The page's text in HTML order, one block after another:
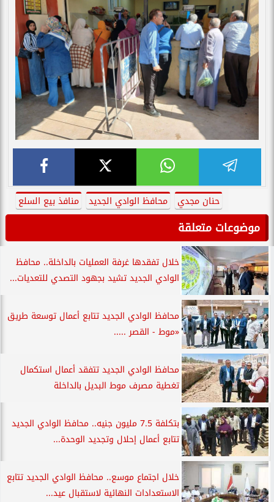
حنان مجدي محافظ الوادي الجديد منافذ بيع السلع
موضوعات متعلقة
خلال تفقدها غرفة العمليات بالداخلة.. محافظ
الوادي الجديد تشيد بجهود التصدي للتعديات...
محافظ الوادي الجديد تتابع أعمال توسعة طريق
«موط - القصر .....
محافظ الوادي الجديد تتفقد أعمال استكمال
تغطية مصرف موط البديل بالداخلة
بتكلفة 7.5 مليون جنيه.. محافظ الوادي الجديد
تتابع أعمال إحلال وتجديد الوحدة...
خلال اجتماع موسع.. محافظ الوادي الجديد تتابع
الاستعدادات النهائية لاستقبال عيد...